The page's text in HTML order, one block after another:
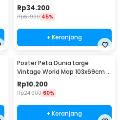
Maker 12 LED 24V - WT01
Rp34.200
Rp61.900 45%
+ Keranjang
Poster Peta Dunia Large
Vintage World Map 103x69cm -
N401
Rp10.200
Rp24.900 60%
+ Keranjang